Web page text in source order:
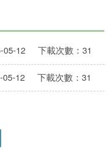
05-12 下載次數：31
05-12 下載次數：31